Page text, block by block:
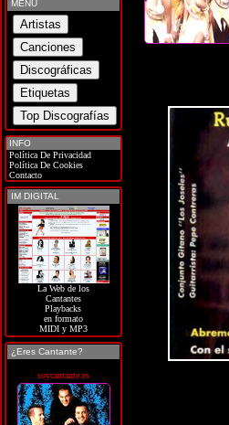
MENÚ
INFO
Política De Privacidad
Política De Cookies
Contacto
IM DIGITAL
La Web de los
Cantantes
Playbacks
en formato
MIDI y MP3
¿Eres Cantante?
soycantante.es